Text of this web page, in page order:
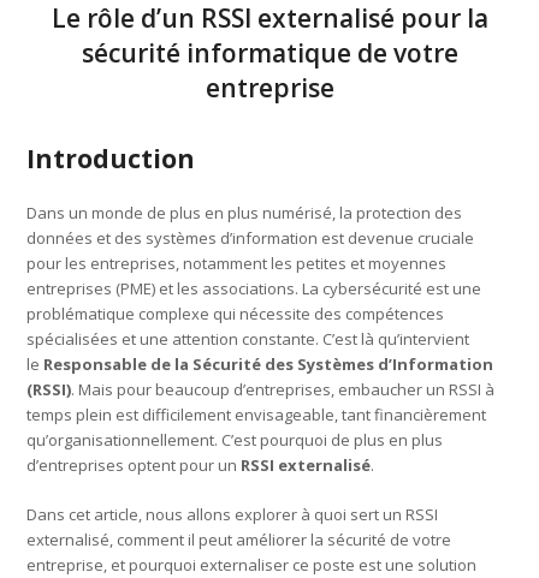
Le rôle d’un RSSI externalisé pour la
sécurité informatique de votre
entreprise
Introduction
Dans un monde de plus en plus numérisé, la protection des
données et des systèmes d’information est devenue cruciale
pour les entreprises, notamment les petites et moyennes
entreprises (PME) et les associations. La cybersécurité est une
problématique complexe qui nécessite des compétences
spécialisées et une attention constante. C’est là qu’intervient
le Responsable de la Sécurité des Systèmes d’Information
(RSSI). Mais pour beaucoup d’entreprises, embaucher un RSSI à
temps plein est difficilement envisageable, tant financièrement
qu’organisationnellement. C’est pourquoi de plus en plus
d’entreprises optent pour un RSSI externalisé.
Dans cet article, nous allons explorer à quoi sert un RSSI
externalisé, comment il peut améliorer la sécurité de votre
entreprise, et pourquoi externaliser ce poste est une solution